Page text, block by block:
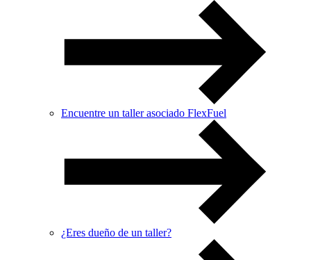
Encuentre un taller asociado FlexFuel
¿Eres dueño de un taller?